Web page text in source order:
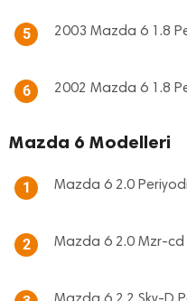
5 2003 Mazda 6 1.8
6 2002 Mazda 6 1.8
Mazda 6 Modelleri
1 Mazda 6 2.0
2 Mazda 6 2.0 Mzr-cd